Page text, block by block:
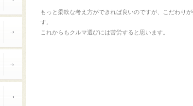
もっと柔軟な考え方ができれば良いのですが、こだわり
す。
これからもクルマ選びには苦労すると思います。